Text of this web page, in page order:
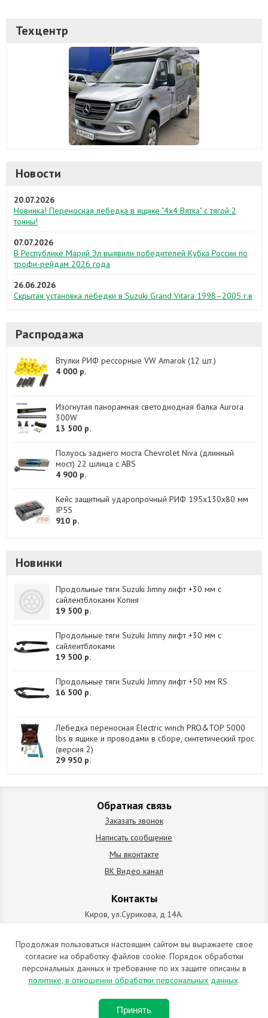
Техцентр
Новости
20.07.2026
Новинка! Переносная лебедка в ящике "4х4 Вятка" с тягой 2
тонны!
07.07.2026
В Республике Марий Эл выявили победителей Кубка России по
трофи-рейдам 2026 года
26.06.2026
Скрытая установка лебедки в Suzuki Grand Vitara 1998–2005 г.в
Распродажа
Втулки РИФ рессорные VW Amarok (12 шт.)
4 000 р.
Изогнутая панорамная светодиодная балка Aurora
300W
13 500 р.
Полуось заднего моста Chevrolet Niva (длинный
мост) 22 шлица с ABS
4 900 р.
Кейс защитный ударопрочный РИФ 195x130x80 мм
IP55
910 р.
Новинки
Продольные тяги Suzuki Jimny лифт +30 мм с
сайлентблоками Копия
19 500 р.
Продольные тяги Suzuki Jimny лифт +30 мм с
сайлентблоками
19 500 р.
Продольные тяги Suzuki Jimny лифт +50 мм RS
16 500 р.
Лебедка переносная Electric winch PRO&TOP 5000
lbs в ящике и проводами в сборе, синтетический трос
(версия 2)
29 950 р.
Обратная связь
Заказать звонок
Написать сообщение
Мы вконтакте
ВК Видео канал
Контакты
Киров, ул.Сурикова, д.14А.
схема проезда
+7 (912) 827-92-55
ИП Позолотин Евгений Валерьевич
ИНН 434537218055 / ОГРН ИП 309434505600123 от 25.02.2009
2009-2026 © Все права защищены. Копирование материалов
Продолжая пользоваться настоящим сайтом вы выражаете свое
согласие на обработку файлов cookie. Порядок обработки
персональных данных и требование по их защите описаны в
политике, в отношении обработки персональных данных.
Принять